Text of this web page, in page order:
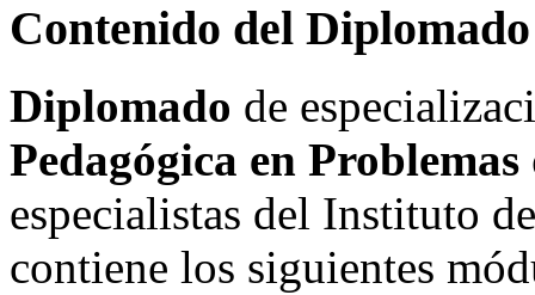
Contenido del
Diplomado de
Pedagógica en
especialistas del Instituto
contiene los siguientes